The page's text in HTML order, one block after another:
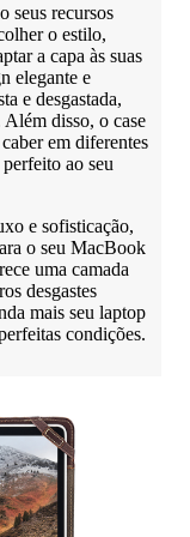
seus recursos
o estilo,
a capa às suas
elegante e
e desgastada,
disso, o case
em diferentes
ao seu
e sofisticação,
o seu MacBook
uma camada
desgastes
mais seu laptop
condições.